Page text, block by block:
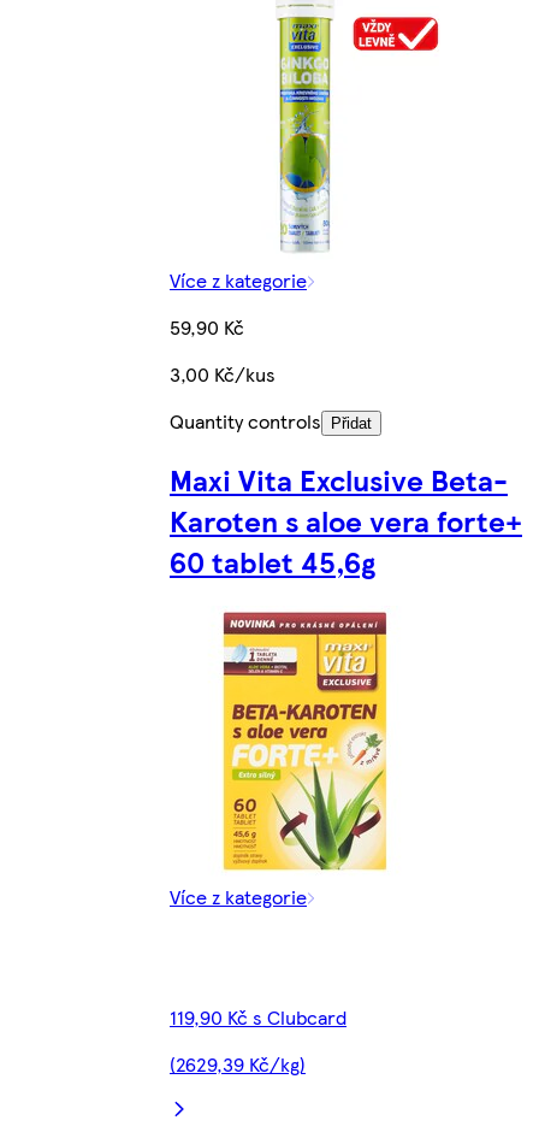
Více z kategorie
59,90 Kč
3,00 Kč/kus
Quantity controls
Přidat
Maxi Vita Exclusive Beta-
Karoten s aloe vera forte+
60 tablet 45,6g
Více z kategorie
119,90 Kč s Clubcard
(2629,39 Kč/kg)